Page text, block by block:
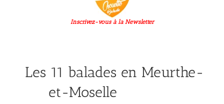
Inscrivez-vous à la Newsletter
Les 11 balades en Meurthe-
et-Moselle